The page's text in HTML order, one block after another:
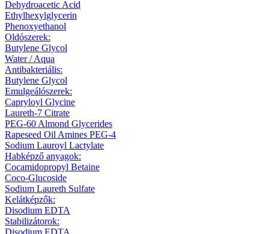
Dehydroacetic Acid
Ethylhexylglycerin
Phenoxyethanol
Oldószerek:
Butylene Glycol
Water / Aqua
Antibakteriális:
Butylene Glycol
Emulgeálószerek:
Capryloyl Glycine
Laureth-7 Citrate
PEG-60 Almond Glycerides
Rapeseed Oil Amines PEG-4
Sodium Lauroyl Lactylate
Habképző anyagok:
Cocamidopropyl Betaine
Coco-Glucoside
Sodium Laureth Sulfate
Kelátképzők:
Disodium EDTA
Stabilizátorok:
Disodium EDTA